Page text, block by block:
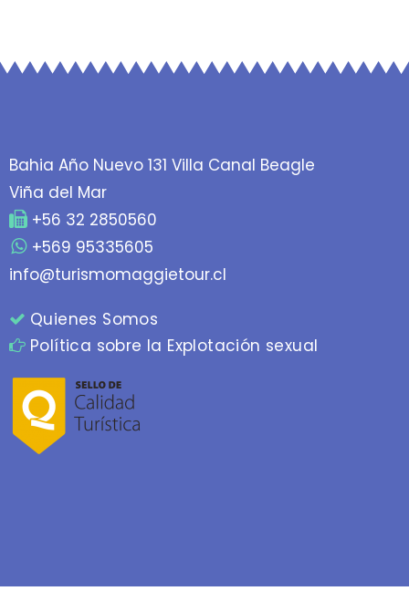
Bahia Año Nuevo 131 Villa Canal Beagle
Viña del Mar
+56 32 2850560
+569 95335605
info@turismomaggietour.cl
Quienes Somos
Política sobre la Explotación sexual